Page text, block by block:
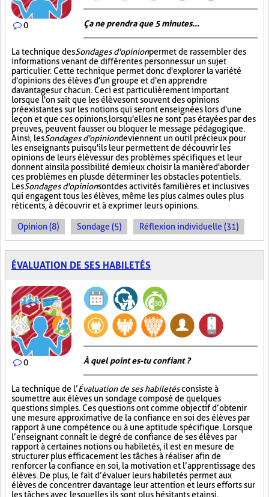
0 Ça ne prendra que 5 minutes...
La technique desSondages d'opinionpermet de rassembler des
informations venant de différentes personnes sur un sujet
particulier. Cette technique permet donc d'explorer la variété
d'opinions des élèves d'un groupe et d'en apprendre
davantage sur chacun. Ceci est particulièrement important
lorsque l'on sait que les élèves ont souvent des opinions
préexistantes sur les notions qui seront enseignées lors d'une
leçon et que ces opinions, lorsqu'elles ne sont pas étayées par des
preuves, peuvent fausser ou bloquer le message pédagogique.
Ainsi, lesSondages d'opiniondeviennent un outil précieux pour
les enseignants puisqu'ils leur permettent de découvrir les
opinions de leurs élèves sur des problèmes spécifiques et leur
donnent ainsi la possibilité de mieux choisir la manière d'aborder
ces problèmes en plus de déterminer les obstacles potentiels.
LesSondages d'opinionsont des activités familières et inclusives
qui engagent tous les élèves, même les plus calmes ou les plus
réticents, à découvrir et à exprimer leurs opinions.
Opinion (8) Sondage (5) Réflexion individuelle (31)
ÉVALUATION DE SES HABILETÉS
0 À quel point es-tu confiant ?
La technique de l’Évaluation de ses habiletésconsiste à
soumettre aux élèves un sondage composé de quelques
questions simples. Ces questions ont comme objectif d’obtenir
une mesure approximative de la confiance en soi des élèves par
rapport à une compétence ou à une aptitude spécifique. Lorsque
l’enseignant connaît le degré de confiance de ses élèves par
rapport à certaines notions ou habiletés, il est en mesure de
structurer plus efficacement les tâches à réaliser afin de
renforcer la confiance en soi, la motivation et l’apprentissage des
élèves. De plus, le fait d’évaluer leurs habiletés permet aux
élèves de concentrer davantage leur attention et leurs efforts sur
les tâches avec lesquelles ils sont plus hésitants et ainsi,